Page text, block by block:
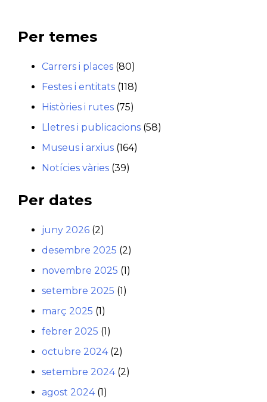
entrades
Per temes
Carrers i places (80)
Festes i entitats (118)
Històries i rutes (75)
Lletres i publicacions (58)
Museus i arxius (164)
Notícies vàries (39)
Per dates
juny 2026 (2)
desembre 2025 (2)
novembre 2025 (1)
setembre 2025 (1)
març 2025 (1)
febrer 2025 (1)
octubre 2024(2)
setembre 2024(2)
agost 2024(1)